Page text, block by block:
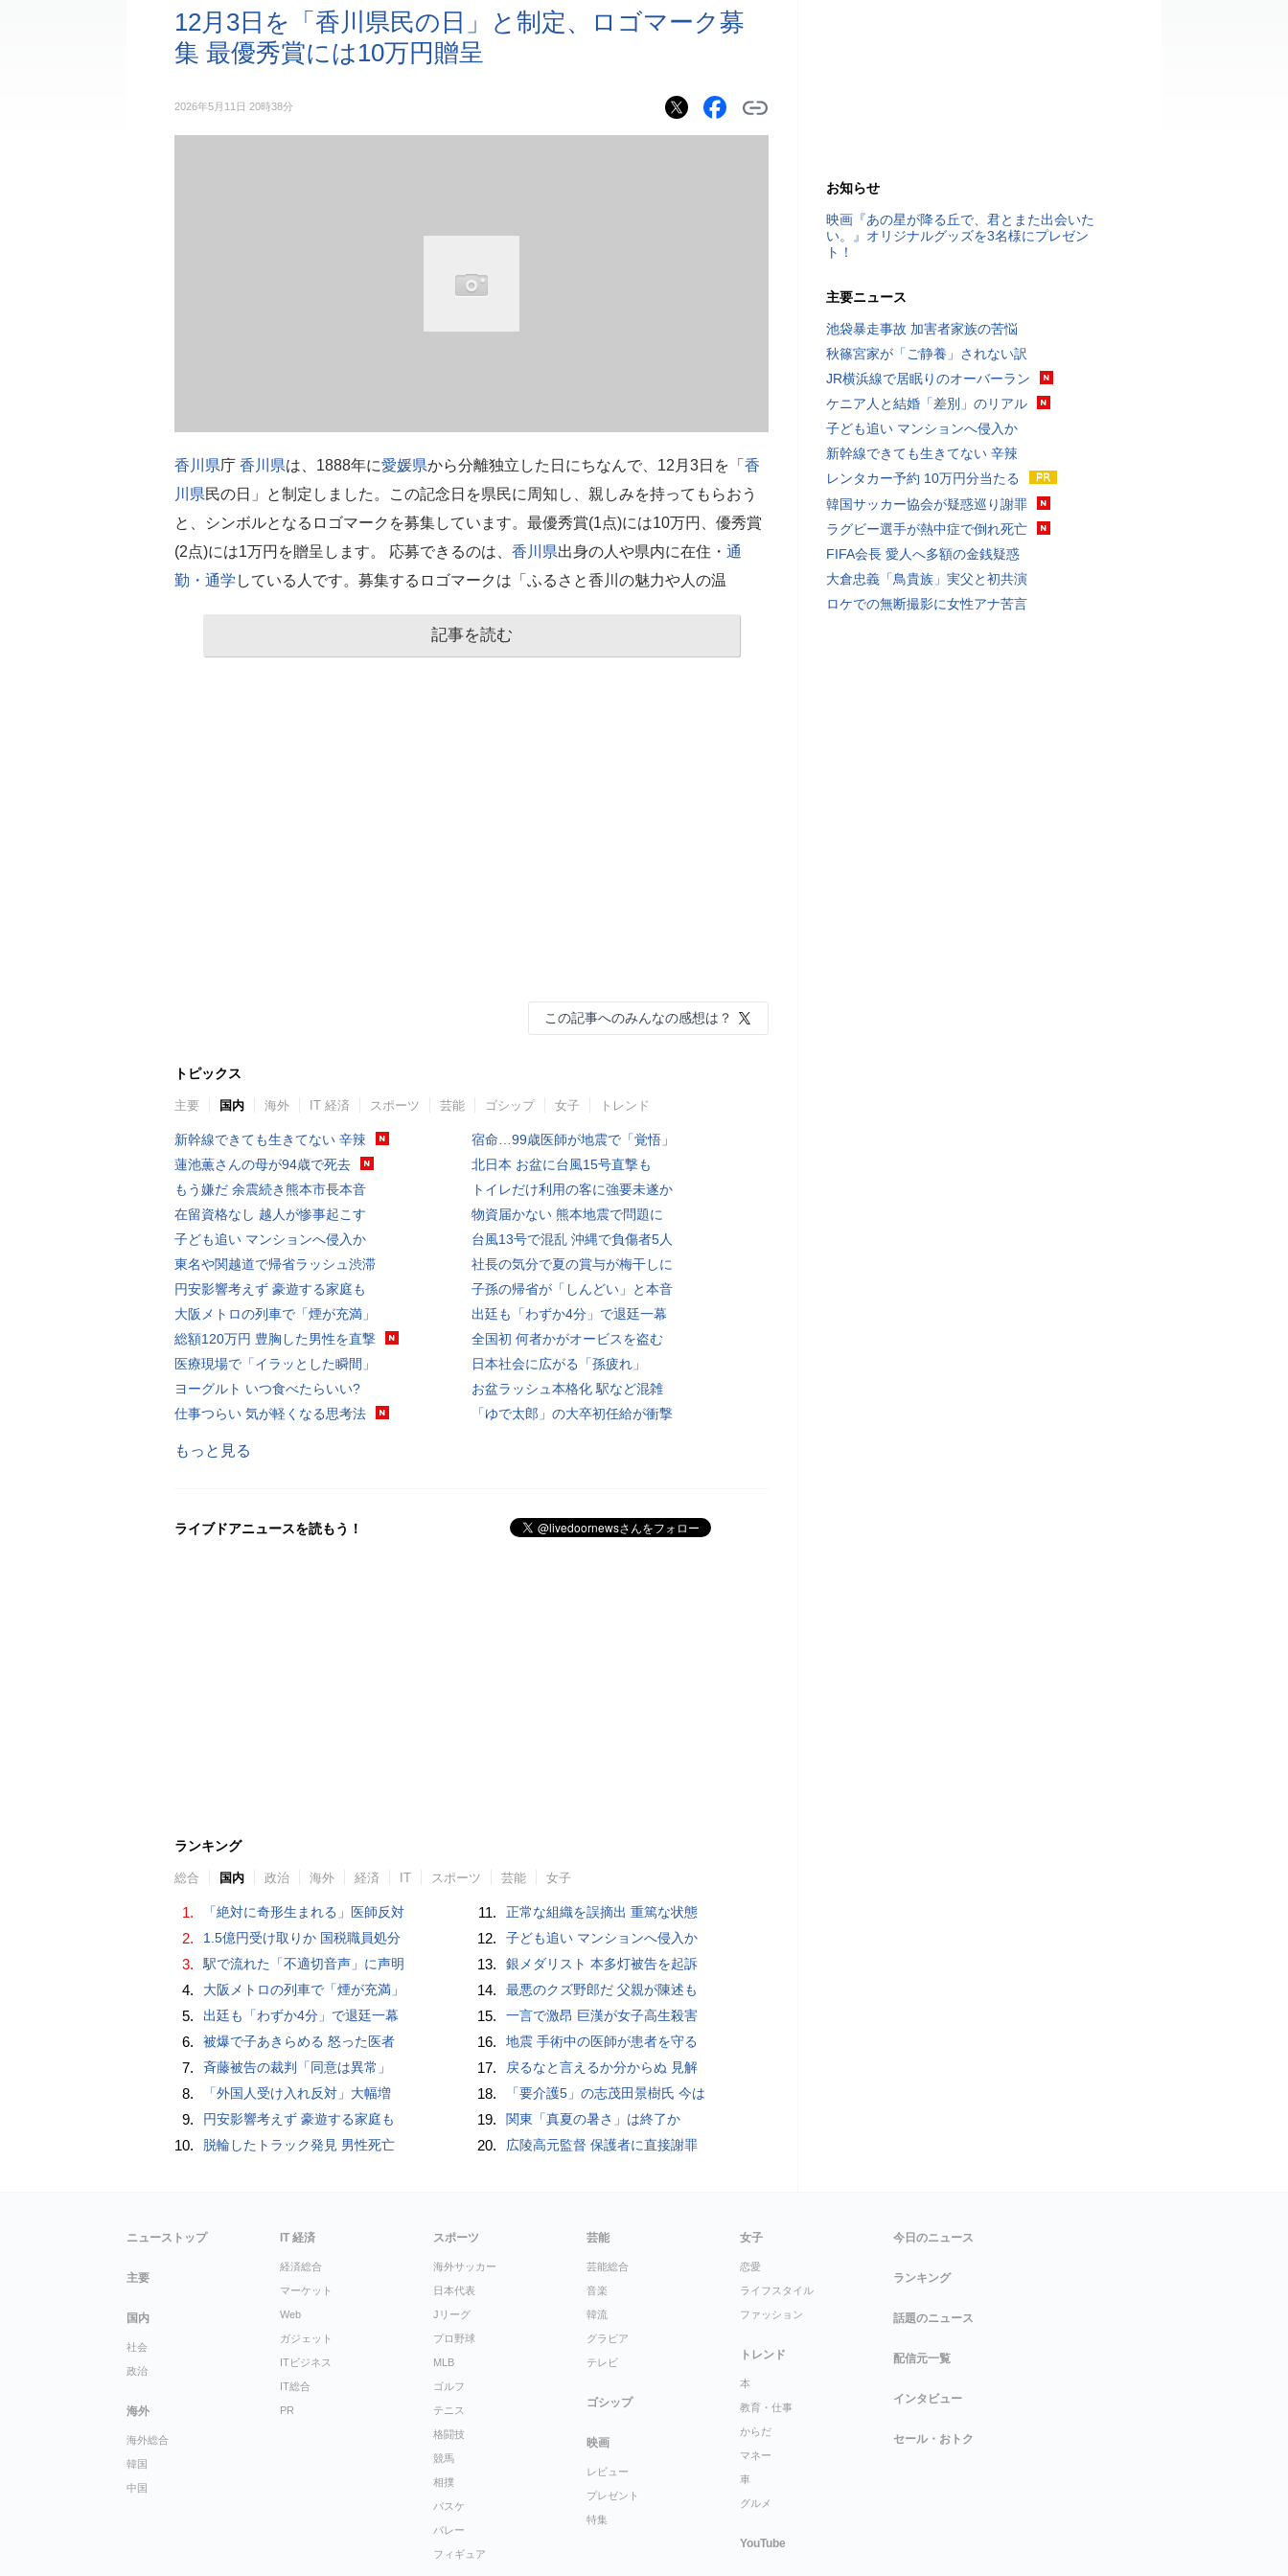
12月3日を「香川県民の日」と制定、ロゴマーク募
集 最優秀賞には10万円贈呈
2026年5月11日 20時38分
香川県庁 香川県は、1888年に愛媛県から分離独立した日にちなんで、12月3日を「 香
川県民の日」と制定しました。この記念日を県民に周知し、親しみを持ってもらおう
と、シンボルとなるロゴマークを募集しています。最優秀賞(1点)には10万円、優秀賞
(2点)には1万円を贈呈します。 応募できるのは、 香川県出身の人や県内に在住・ 通
勤・通学 している人です。募集するロゴマークは「ふるさと香川の魅力や人の温
記事を読む
この記事へのみんなの感想は？
トピックス
主要 国内 海外 IT 経済 スポーツ 芸能 ゴシップ 女子 トレンド
新幹線できても生きてない 辛辣
蓮池薫さんの母が94歳で死去
もう嫌だ 余震続き熊本市長本音
在留資格なし 越人が惨事起こす
子ども追い マンションへ侵入か
東名や関越道で帰省ラッシュ渋滞
円安影響考えず 豪遊する家庭も
大阪メトロの列車で「煙が充満」
総額120万円 豊胸した男性を直撃
医療現場で「イラッとした瞬間」
ヨーグルト いつ食べたらいい?
仕事つらい 気が軽くなる思考法
宿命…99歳医師が地震で「覚悟」
北日本 お盆に台風15号直撃も
トイレだけ利用の客に強要未遂か
物資届かない 熊本地震で問題に
台風13号で混乱 沖縄で負傷者5人
社長の気分で夏の賞与が梅干しに
子孫の帰省が「しんどい」と本音
出廷も「わずか4分」で退廷一幕
全国初 何者かがオービスを盗む
日本社会に広がる「孫疲れ」
お盆ラッシュ本格化 駅など混雑
「ゆで太郎」の大卒初任給が衝撃
もっと見る
ライブドアニュースを読もう！
ランキング
総合 国内 政治 海外 経済 IT スポーツ 芸能 女子
1. 「絶対に奇形生まれる」医師反対
2. 1.5億円受け取りか 国税職員処分
3. 駅で流れた「不適切音声」に声明
4. 大阪メトロの列車で「煙が充満」
5. 出廷も「わずか4分」で退廷一幕
6. 被爆で子あきらめる 怒った医者
7. 斉藤被告の裁判「同意は異常」
8. 「外国人受け入れ反対」大幅増
9. 円安影響考えず 豪遊する家庭も
10. 脱輪したトラック発見 男性死亡
11. 正常な組織を誤摘出 重篤な状態
12. 子ども追い マンションへ侵入か
13. 銀メダリスト 本多灯被告を起訴
14. 最悪のクズ野郎だ 父親が陳述も
15. 一言で激昂 巨漢が女子高生殺害
16. 地震 手術中の医師が患者を守る
17. 戻るなと言えるか分からぬ 見解
18. 「要介護5」の志茂田景樹氏 今は
19. 関東「真夏の暑さ」は終了か
20. 広陵高元監督 保護者に直接謝罪
お知らせ
映画『あの星が降る丘で、君とまた出会いた
い。』オリジナルグッズを3名様にプレゼン
ト！
主要ニュース
池袋暴走事故 加害者家族の苦悩
秋篠宮家が「ご静養」されない訳
JR横浜線で居眠りのオーバーラン
ケニア人と結婚「差別」のリアル
子ども追い マンションへ侵入か
新幹線できても生きてない 辛辣
レンタカー予約 10万円分当たる
韓国サッカー協会が疑惑巡り謝罪
ラグビー選手が熱中症で倒れ死亡
FIFA会長 愛人へ多額の金銭疑惑
大倉忠義「鳥貴族」実父と初共演
ロケでの無断撮影に女性アナ苦言
ニューストップ
主要
国内
社会
政治
海外
海外総合
韓国
中国
IT 経済
経済総合
マーケット
Web
ガジェット
ITビジネス
IT総合
PR
スポーツ
海外サッカー
日本代表
Jリーグ
プロ野球
MLB
ゴルフ
テニス
格闘技
競馬
相撲
バスケ
バレー
フィギュア
芸能
芸能総合
音楽
韓流
グラビア
テレビ
ゴシップ
映画
レビュー
プレゼント
特集
女子
恋愛
ライフスタイル
ファッション
トレンド
本
教育・仕事
からだ
マネー
車
グルメ
YouTube
今日のニュース
ランキング
話題のニュース
配信元一覧
インタビュー
セール・おトク